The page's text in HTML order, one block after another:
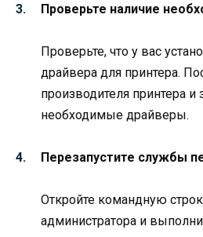
Проверьте наличие
Проверьте, что у вас
драйвера для принтера.
производителя принтера и
необходимые драйверы.
Перезапустите службы
Откройте командную
администратора и